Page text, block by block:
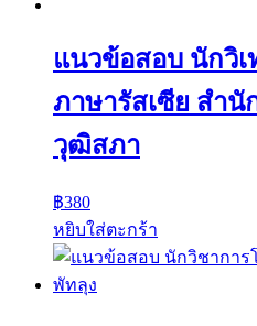
แนวข้อสอบ นักวิ
ภาษารัสเซีย สำนั
วุฒิสภา
฿380
หยิบใส่ตะกร้า